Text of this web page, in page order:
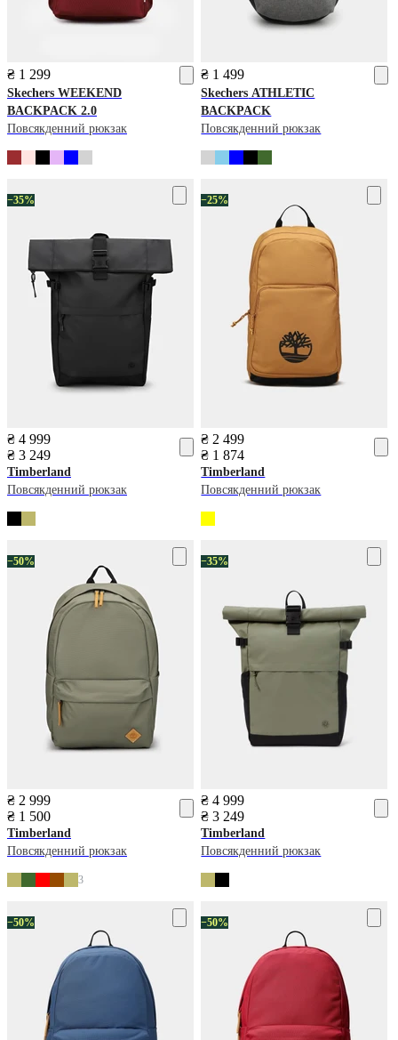
₴ 1 299
Skechers WEEKEND
BACKPACK 2.0
Повсякденний рюкзак
₴ 1 499
Skechers ATHLETIC
BACKPACK
Повсякденний рюкзак
−35%
₴ 4 999
₴ 3 249
Timberland
Повсякденний рюкзак
−25%
₴ 2 499
₴ 1 874
Timberland
Повсякденний рюкзак
−50%
₴ 2 999
₴ 1 500
Timberland
Повсякденний рюкзак
3
−35%
₴ 4 999
₴ 3 249
Timberland
Повсякденний рюкзак
−50% −50%